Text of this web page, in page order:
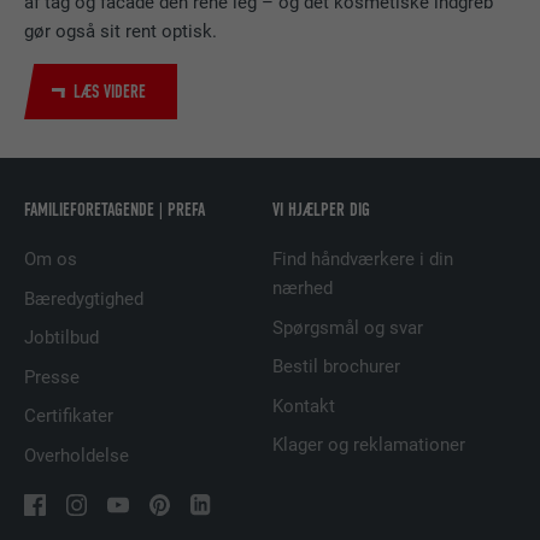
gør også sit rent optisk.
LÆS VIDERE
FAMILIEFORETAGENDE | PREFA
Om os
Bæredygtighed
Jobtilbud
Presse
Certifikater
Overholdelse
VI HJÆLPER DIG
Find håndværkere i din
nærhed
Spørgsmål og svar
Bestil brochurer
Kontakt
Klager og reklamationer
NAVN bscookie
UDBYDER LinkedIn
FORLØB 2 år
NAVN
FORLØB
FORMÅL
flere websteder for at præsentere relevante